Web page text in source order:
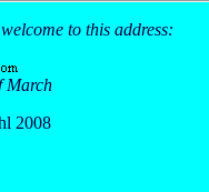
to this address:
March
2008